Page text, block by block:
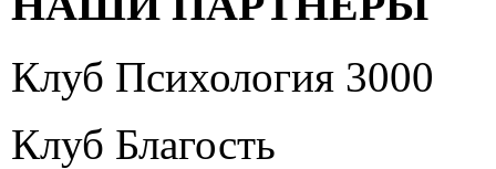
Клуб Психология 3000
Клуб Благость